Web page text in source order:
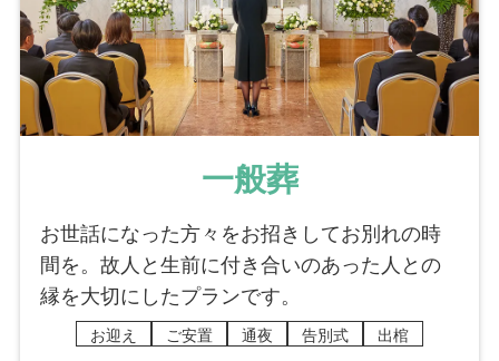
一般葬
お世話になった方々をお招きしてお別れの時
間を。故人と生前に付き合いのあった人との
縁を大切にしたプランです。
お迎え ご安置 通夜 告別式 出棺